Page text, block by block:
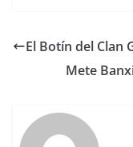
El Botín del Clan
Mete